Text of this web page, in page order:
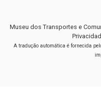
Museu dos Transportes e
A tradução automática é fornecida